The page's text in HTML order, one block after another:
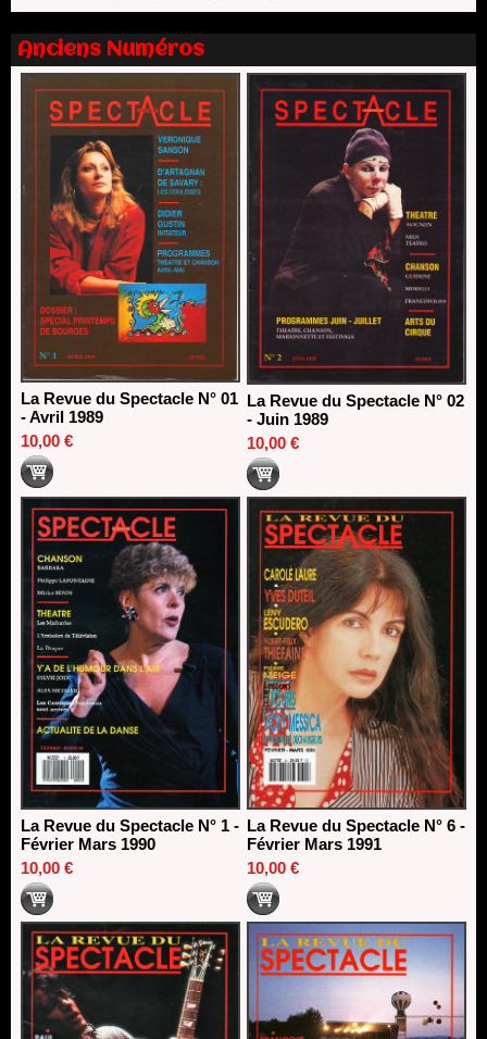
Nomination de Nathalie Garraud et Olivier Saccomano à la
direction du Théâtre de Gennevilliers - CDN
13/06/2026
Dispositif SACD Auteurs d'espaces : les lauréats 2026
18/03/2026
Anciens Numéros
La Revue du Spectacle N° 01
- Avril 1989
10,00 €
La Revue du Spectacle N° 02
- Juin 1989
10,00 €
La Revue du Spectacle N° 1 -
Février Mars 1990
10,00 €
La Revue du Spectacle N° 6 -
Février Mars 1991
10,00 €